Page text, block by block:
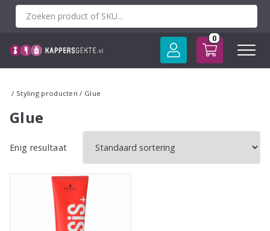
Spring
0
/ Styling producten / Glue
Glue
Enig resultaat